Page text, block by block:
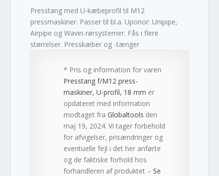
Presstang med U-kæbeprofil til M12
pressmaskiner. Passer til bl.a. Uponor: Unipipe,
Airpipe og Wavin-rørsystemer. Fås i flere
størrelser. Presskæber og -tænger
* Pris og information for varen
Presstang f/M12 press-
maskiner, U-profil, 18 mm er
opdateret med information
modtaget fraGlobaltools den
maj 19, 2024. Vi tager forbehold
for afvigelser, prisændringer og
eventuelle fejl i det her anførte
og de faktiske forhold hos
forhandleren af produktet –Se